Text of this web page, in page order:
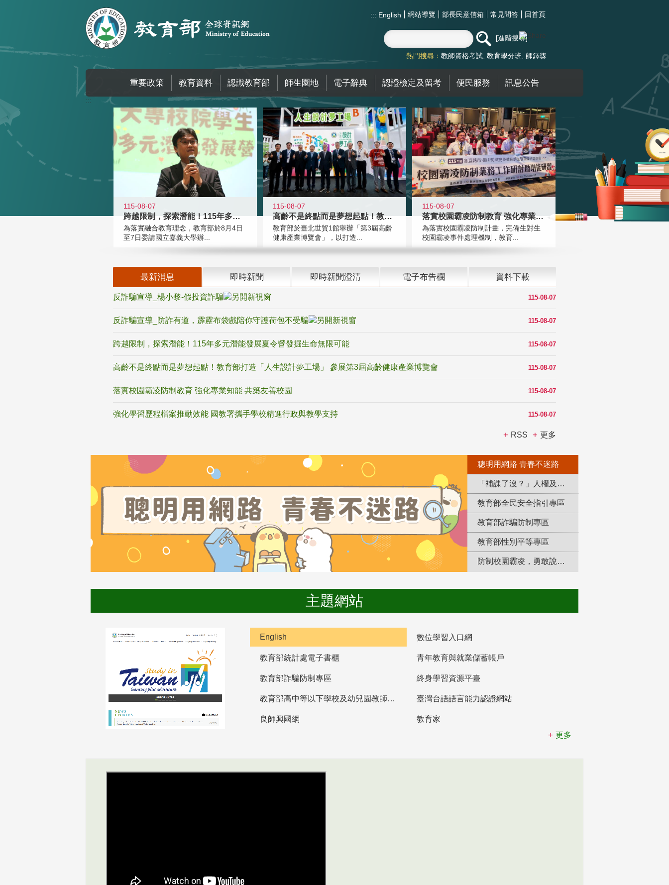
::: English 網站導覽 部長民意信箱 常見問答 回首頁
進階搜尋
熱門搜尋： 教師資格考試 教育學分班 師鐸獎
重要政策 教育資料 認識教育部 師生園地 電子辭典 認證檢定及留考 便民服務 訊息公告
:::
115-08-07
跨越限制，探索潛能！115年多元潛
為落實融合教育理念，教育部於8月4日
至7日委請國立嘉義大學辦...
115-08-07
高齡不是終點而是夢想起點！教育部打
教育部於臺北世貿1館舉辦「第3屆高齡
健康產業博覽會」，以打造...
115-08-07
落實校園霸凌防制教育 強化專業知能
為落實校園霸凌防制計畫，完備生對生
校園霸凌事件處理機制，教育...
最新消息 即時新聞 即時新聞澄清 電子布告欄 資料下載
115-08-07
反詐騙宣導_楊小黎-假投資詐騙
115-08-07
反詐騙宣導_防詐有道，霹靂布袋戲陪你守護荷包不受騙
115-08-07
跨越限制，探索潛能！115年多元潛能發展夏令營發掘生命無限可能
115-08-07
高齡不是終點而是夢想起點！教育部打造「人生設計夢工場」 參展第3屆高齡健康產業博覽會
115-08-07
落實校園霸凌防制教育 強化專業知能 共築友善校園
115-08-07
強化學習歷程檔案推動效能 國教署攜手學校精進行政與教學支持
RSS 更多
聰明用網路 青春不迷路
「補課了沒？」人權及轉型正義教育專區
教育部全民安全指引專區
教育部詐騙防制專區
教育部性別平等專區
防制校園霸凌，勇敢說出來！
主題網站
English 數位學習入口網
教育部統計處電子書櫃 青年教育與就業儲蓄帳戶
教育部詐騙防制專區 終身學習資源平臺
教育部高中等以下學校及幼兒園教師資格檢定考試 臺灣台語語言能力認證網站
良師興國網
教育家
更多